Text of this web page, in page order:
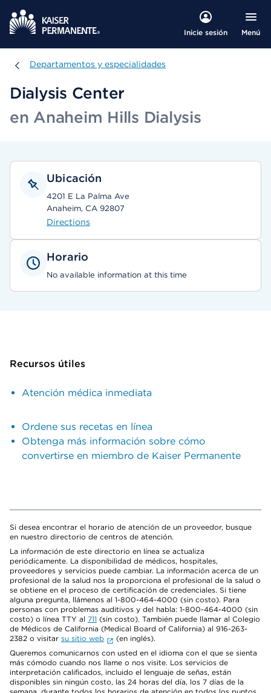
Inicie sesión Menú
Departamentos y especialidades
Departamentos y especialidades
Dialysis Center
en Anaheim Hills Dialysis
Ubicación
4201 E La Palma Ave
Anaheim, CA 92807
Directions
Horario
No available information at this time
Recursos útiles
Atención médica inmediata
Ordene sus recetas en línea
Obtenga más información sobre cómo
convertirse en miembro de Kaiser Permanente
Si desea encontrar el horario de atención de un proveedor, busque
en nuestro directorio de centros de atención.
La información de este directorio en línea se actualiza
periódicamente. La disponibilidad de médicos, hospitales,
proveedores y servicios puede cambiar. La información acerca de un
profesional de la salud nos la proporciona el profesional de la salud o
se obtiene en el proceso de certificación de credenciales. Si tiene
alguna pregunta, llámenos al 1-800-464-4000 (sin costo). Para
personas con problemas auditivos y del habla: 1-800-464-4000 (sin
costo) o línea TTY al 711 (sin costo). También puede llamar al Colegio
de Médicos de California (Medical Board of California) al 916-263-
2382 o visitar su sitio web
(en inglés).
Queremos comunicarnos con usted en el idioma con el que se sienta
más cómodo cuando nos llame o nos visite. Los servicios de
interpretación calificados, incluido el lenguaje de señas, están
disponibles sin ningún costo, las 24 horas del día, los 7 días de la